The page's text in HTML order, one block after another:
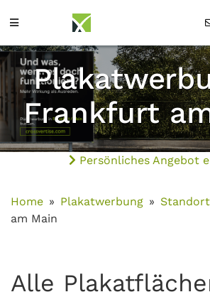
Frankfurt
Persönliches Angebot
Home Plakatwerbung
am Main
Alle